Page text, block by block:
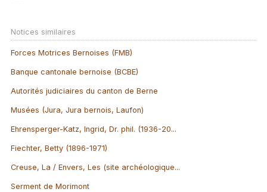
Notices similaires
Forces Motrices Bernoises (FMB)
Banque cantonale bernoise (BCBE)
Autorités judiciaires du canton de Berne
Musées (Jura, Jura bernois, Laufon)
Ehrensperger-Katz, Ingrid, Dr. phil. (1936-20...
Fiechter, Betty (1896-1971)
Creuse, La / Envers, Les (site archéologique...
Serment de Morimont